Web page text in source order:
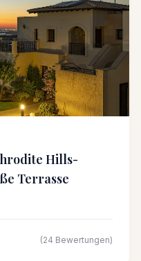
Hills-
Terrasse
(24 Bewertungen)